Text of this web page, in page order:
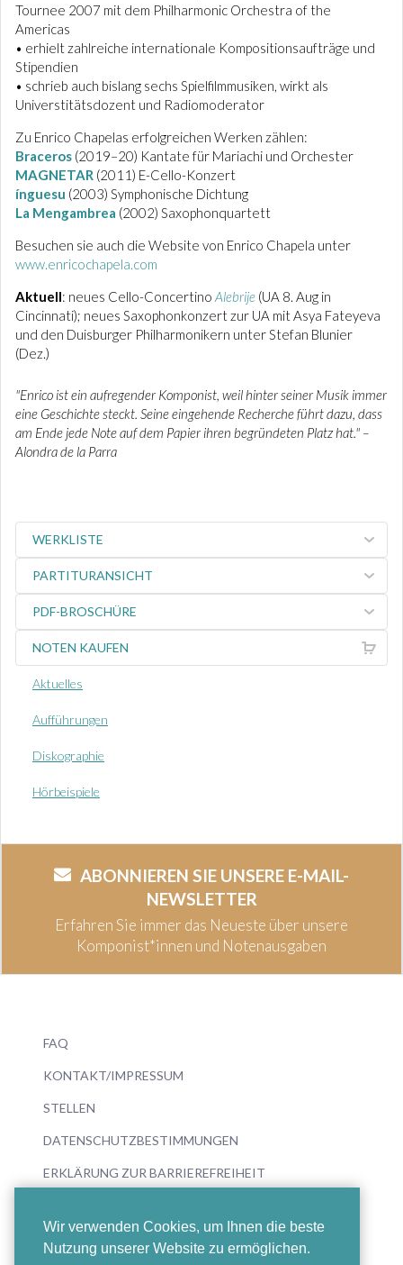
Wir verwenden Cookies, um Ihnen die beste
Nutzung unserer Website zu ermöglichen.
Tournee 2007 mit dem Philharmonic Orchestra of the
Americas
• erhielt zahlreiche internationale Kompositionsaufträge und
Stipendien
• schrieb auch bislang sechs Spielfilmmusiken, wirkt als
Universtitätsdozent und Radiomoderator
Zu Enrico Chapelas erfolgreichen Werken zählen:
Braceros (2019–20) Kantate für Mariachi und Orchester
MAGNETAR (2011) E-Cello-Konzert
ínguesu (2003) Symphonische Dichtung
La Mengambrea (2002) Saxophonquartett
Besuchen sie auch die Website von Enrico Chapela unter
www.enricochapela.com
Aktuell: neues Cello-Concertino Alebrije (UA 8. Aug in
Cincinnati); neues Saxophonkonzert zur UA mit Asya Fateyeva
und den Duisburger Philharmonikern unter Stefan Blunier
(Dez.)
"Enrico ist ein aufregender Komponist, weil hinter seiner Musik immer
eine Geschichte steckt. Seine eingehende Recherche führt dazu, dass
am Ende jede Note auf dem Papier ihren begründeten Platz hat." –
Alondra de la Parra
WERKLISTE
PARTITURANSICHT
PDF-BROSCHÜRE
NOTEN KAUFEN
Aktuelles
Aufführungen
Diskographie
Hörbeispiele
ABONNIEREN SIE UNSERE E-MAIL-
NEWSLETTER
Erfahren Sie immer das Neueste über unsere
Komponist*innen und Notenausgaben
FAQ
KONTAKT/IMPRESSUM
STELLEN
DATENSCHUTZBESTIMMUNGEN
ERKLÄRUNG ZUR BARRIEREFREIHEIT